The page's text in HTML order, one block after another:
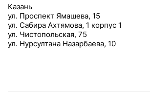
Казань
ул. Проспект Ямашева, 15
ул. Сабира Ахтямова, 1 корпус 1
ул. Чистопольская, 75
ул. Нурсултана Назарбаева, 10